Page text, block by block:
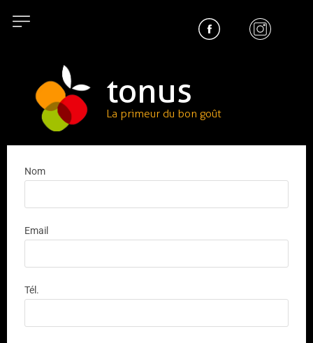
tonus
La primeur du bon goût
Nom
Email
Tél.